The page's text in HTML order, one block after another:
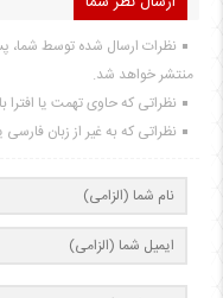
نظرات ارسال شده توسط شما،
منتشر خواهد شد.
نظراتی که حاوی تهمت یا
نظراتی که به غیر از زبان